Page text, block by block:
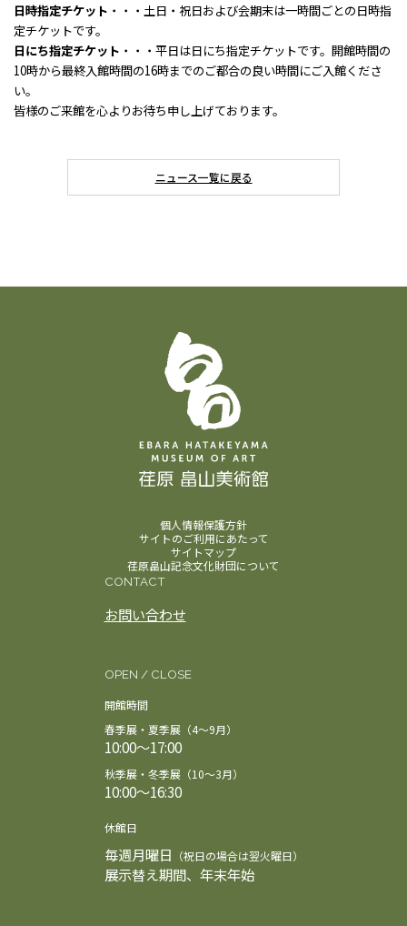
日時指定チケット ・・・土日・祝日および会期末は一時間ごとの日時指
定チケットです。
日にち指定チケット ・・・平日は日にち指定チケットです。開館時間の
10時から最終入館時間の16時までのご都合の良い時間にご入館くださ
い。
皆様のご来館を心よりお待ち申し上げております。
ニュース一覧に戻る
個人情報保護方針
サイトのご利用にあたって
サイトマップ
荏原畠山記念文化財団について
CONTACT
お問い合わせ
OPEN / CLOSE
開館時間
春季展・夏季展（4～9月）
10:00～17:00
秋季展・冬季展（10～3月）
10:00～16:30
休館日
毎週月曜日 （祝日の場合は翌火曜日）
展示替え期間、年末年始